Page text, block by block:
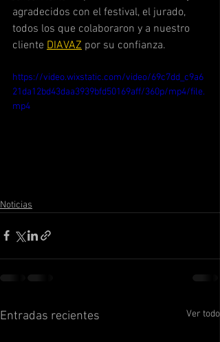
agradecidos con el festival, el jurado,
todos los que colaboraron y a nuestro
cliente DIAVAZ por su confianza.
https://video.wixstatic.com/video/69c7dd_c9a6
21da12bd43daa3939bfd50169aff/360p/mp4/file.
mp4
Noticias
Entradas recientes Ver todo